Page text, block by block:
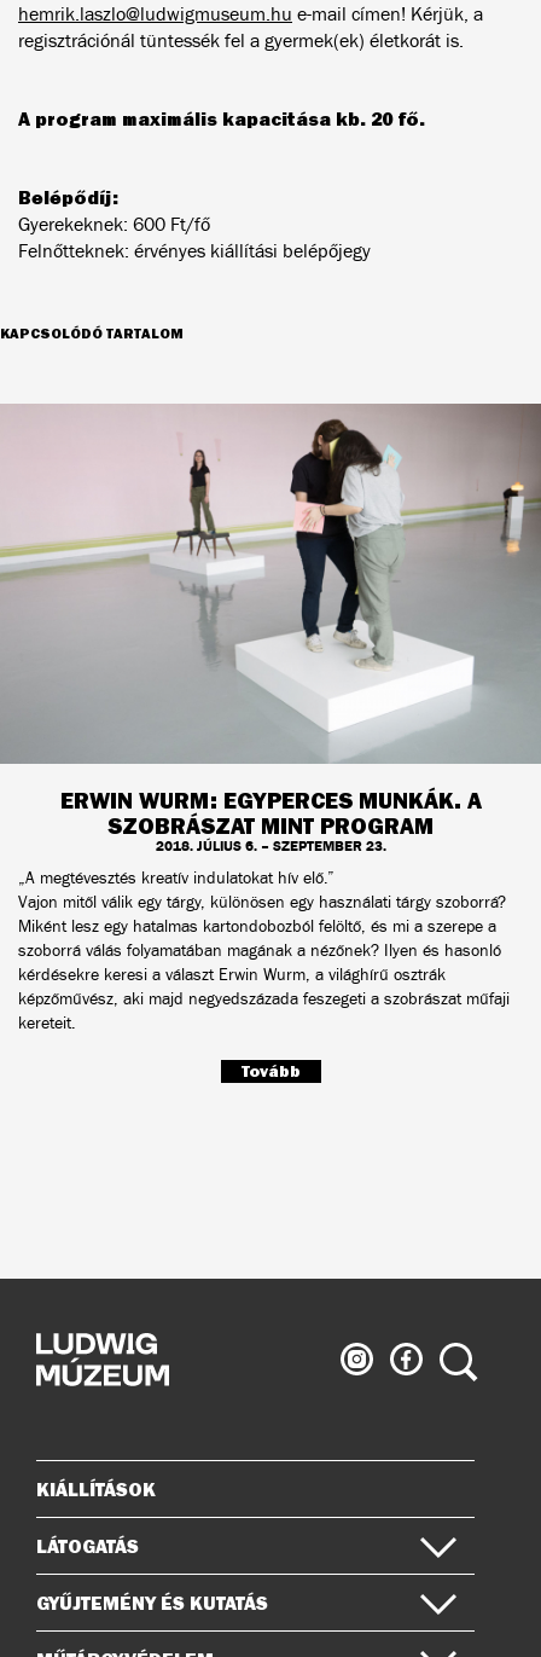
hemrik.laszlo@ludwigmuseum.hu e-mail címen! Kérjük, a
regisztrációnál tüntessék fel a gyermek(ek) életkorát is.
A program maximális kapacitása kb. 20 fő.
Belépődíj:
Gyerekeknek: 600 Ft/fő
Felnőtteknek: érvényes kiállítási belépőjegy
KAPCSOLÓDÓ TARTALOM
ERWIN WURM: EGYPERCES MUNKÁK. A
SZOBRÁSZAT MINT PROGRAM
2018. JÚLIUS 6. – SZEPTEMBER 23.
„A megtévesztés kreatív indulatokat hív elő.”
Vajon mitől válik egy tárgy, különösen egy használati tárgy szoborrá?
Miként lesz egy hatalmas kartondobozból felöltő, és mi a szerepe a
szoborrá válás folyamatában magának a nézőnek? Ilyen és hasonló
kérdésekre keresi a választ Erwin Wurm, a világhírű osztrák
képzőművész, aki majd negyedszázada feszegeti a szobrászat műfaji
kereteit.
Tovább
Ludwig
Múzeum
Ludwig
Múzeum
Keresés
Oldaltérkép
KIÁLLÍTÁSOK
LÁTOGATÁS
GYŰJTEMÉNY ÉS KUTATÁS